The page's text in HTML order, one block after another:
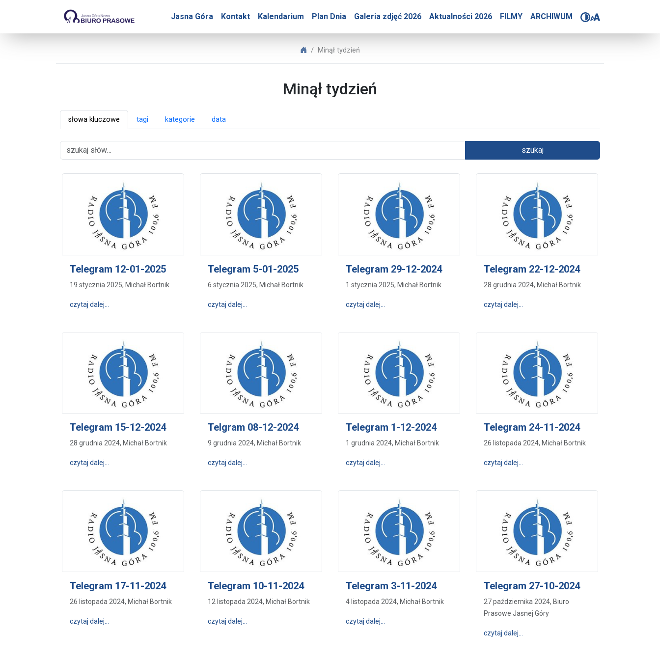
Jasna Góra Kontakt Kalendarium Plan Dnia Galeria zdjęć 2026 Aktualności 2026 FILMY ARCHIWUM
Biuro Prasowe Jasnej Góry – Minął tydzień
Biuro Prasowe Jasnej Góry
Minął tydzień
Minął tydzień
słowa kluczowe tagi kategorie data
szukaj
Telegram 12-01-2025
19 stycznia 2025, Michał Bortnik
czytaj dalej…
Telegram 5-01-2025
6 stycznia 2025, Michał Bortnik
czytaj dalej…
Telegram 29-12-2024
1 stycznia 2025, Michał Bortnik
czytaj dalej…
Telegram 22-12-2024
28 grudnia 2024, Michał Bortnik
czytaj dalej…
Telegram 15-12-2024
28 grudnia 2024, Michał Bortnik
czytaj dalej…
Telgram 08-12-2024
9 grudnia 2024, Michał Bortnik
czytaj dalej…
Telegram 1-12-2024
1 grudnia 2024, Michał Bortnik
czytaj dalej…
Telegram 24-11-2024
26 listopada 2024, Michał Bortnik
czytaj dalej…
Telegram 17-11-2024
26 listopada 2024, Michał Bortnik
czytaj dalej…
Telegram 10-11-2024
12 listopada 2024, Michał Bortnik
czytaj dalej…
Telegram 3-11-2024
4 listopada 2024, Michał Bortnik
czytaj dalej…
Telegram 27-10-2024
27 października 2024, Biuro
Prasowe Jasnej Góry
czytaj dalej…